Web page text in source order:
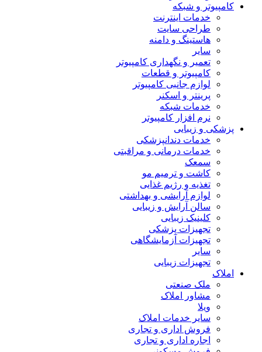
کامپیوتر و شبکه
خدمات اینترنت
طراحی سایت
هاستینگ و دامنه
سایر
تعمیر و نگهداری کامپیوتر
کامپیوتر و قطعات
لوازم جانبی کامپیوتر
پرینتر و اسکنر
خدمات شبکه
نرم افزار کامپیوتر
پزشکی و زیبایی
خدمات دندانپزشکی
خدمات درمانی و مراقبتی
سمعک
کاشت و ترمیم مو
تغذیه و رژیم غذایی
لوازم آرایشی و بهداشتی
سالن آرایش و زیبایی
کلینیک زیبایی
تجهیزات پزشکی
تجهیزات آزمایشگاهی
سایر
تجهیزات زیبایی
املاک
ملک صنعتی
مشاور املاک
ویلا
سایر خدمات املاک
فروش اداری و تجاری
اجاره اداری و تجاری